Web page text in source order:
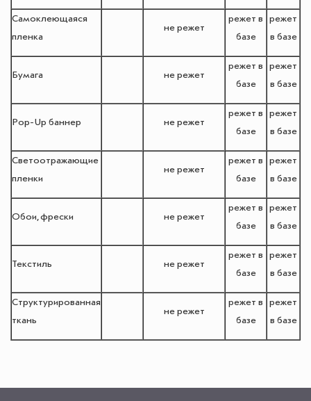
Самоклеющаяся
пленка
не режет
режет в
базе
режет
в базе
Бумага не режет
режет в
базе
режет
в базе
Pop-Up баннер не режет
режет в
базе
режет
в базе
Светоотражающие
пленки
не режет
режет в
базе
режет
в базе
Обои, фрески не режет
режет в
базе
режет
в базе
Текстиль не режет
режет в
базе
режет
в базе
Структурированная
ткань
не режет
режет в
базе
режет
в базе